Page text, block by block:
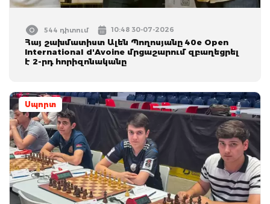
544 դիտում 10:48 30-07-2026
Հայ շախմատիստ Ալեն Պողոսյանը 40e Open
International d'Avoine մրցաշարում զբաղեցրել
է 2-րդ հորիզոնականը
Սպորտ